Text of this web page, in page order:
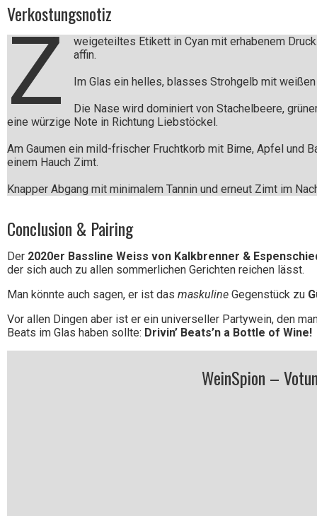
Verkostungsnotiz
Z
weigeteiltes Etikett in Cyan mit erhabenem
affin.
Im Glas ein helles, blasses Strohgelb mit
Die Nase wird dominiert von Stachelbeere,
eine würzige Note in Richtung Liebstöckel.
Am Gaumen ein mild-frischer Fruchtkorb mit Birne, Apfel und
einem Hauch Zimt.
Knapper Abgang mit minimalem Tannin und erneut Zimt im
Conclusion & Pairing
Der 2020er Bassline Weiss von Kalkbrenner &
der sich auch zu allen sommerlichen Gerichten reichen lässt.
Man könnte auch sagen, er ist das maskuline Gegenstück zu
Vor allen Dingen aber ist er ein universeller Partywein, den
Beats im Glas haben sollte: Drivin’ Beats’n a Bottle of Wine!
WeinSpion –